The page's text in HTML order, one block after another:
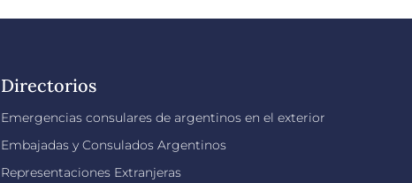
Directorios
Emergencias consulares de argentinos en el exterior
Embajadas y Consulados Argentinos
Representaciones Extranjeras